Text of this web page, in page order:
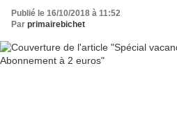
Publié le 16/10/2018 à 11:52
Par primairebichet